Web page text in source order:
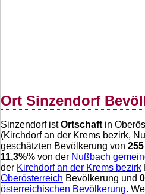
Ort Sinzendorf
Sinzendorf istOrtschaft in
(Kirchdorf an der Krems bezirk,
geschätzten Bevölkerung von 255
11,3%% von der Nußbach
der Kirchdorf an der Krems bezirk
Oberösterreich Bevölkerung und
österreichischen Bevölkerung.